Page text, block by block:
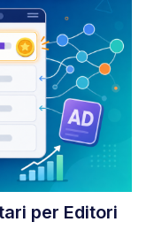
per Editori